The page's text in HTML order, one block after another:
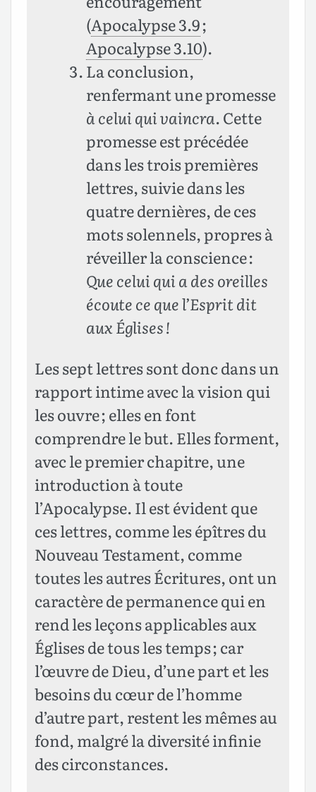
(Apocalypse 3.9;
Apocalypse 3.10).
La conclusion,
renfermant une promesse
à celui qui vaincra. Cette
promesse est précédée
dans les trois premières
lettres, suivie dans les
quatre dernières, de ces
mots solennels, propres à
réveiller la conscience :
Que celui qui a des oreilles
écoute ce que l’Esprit dit
aux Églises !
Les sept lettres sont donc dans un
rapport intime avec la vision qui
les ouvre ; elles en font
comprendre le but. Elles forment,
avec le premier chapitre, une
introduction à toute
l’Apocalypse. Il est évident que
ces lettres, comme les épîtres du
Nouveau Testament, comme
toutes les autres Écritures, ont un
caractère de permanence qui en
rend les leçons applicables aux
Églises de tous les temps ; car
l’œuvre de Dieu, d’une part et les
besoins du cœur de l’homme
d’autre part, restent les mêmes au
fond, malgré la diversité infinie
des circonstances.